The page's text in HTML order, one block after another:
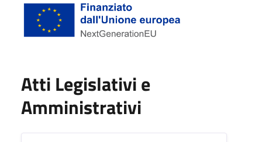
Atti Legislativi e
Amministrativi